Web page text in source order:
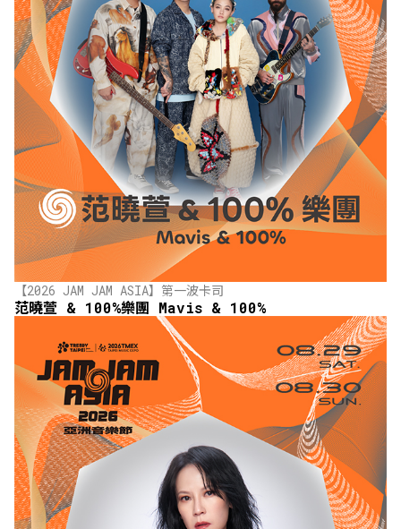
【2026 JAM JAM ASIA】第一波卡司
范曉萱 & 100%樂團 Mavis & 100%